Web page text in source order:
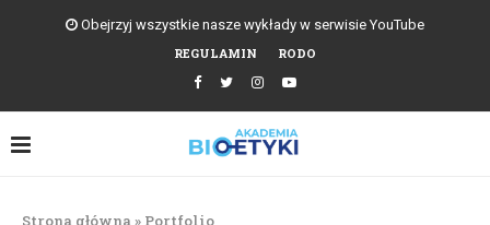
Obejrzyj wszystkie nasze wykłady w serwisie YouTube
REGULAMIN
RODO
Strona główna » Portfolio